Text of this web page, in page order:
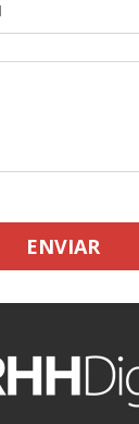
ENVIAR